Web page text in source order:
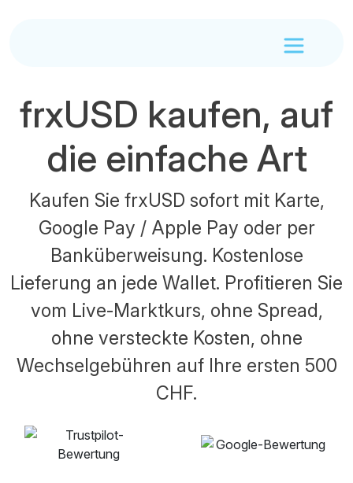
frxUSD kaufen, auf
die einfache Art
Kaufen Sie frxUSD sofort mit Karte,
Google Pay / Apple Pay oder per
Banküberweisung. Kostenlose
Lieferung an jede Wallet. Profitieren Sie
vom Live-Marktkurs, ohne Spread,
ohne versteckte Kosten, ohne
Wechselgebühren auf Ihre ersten 500
CHF.